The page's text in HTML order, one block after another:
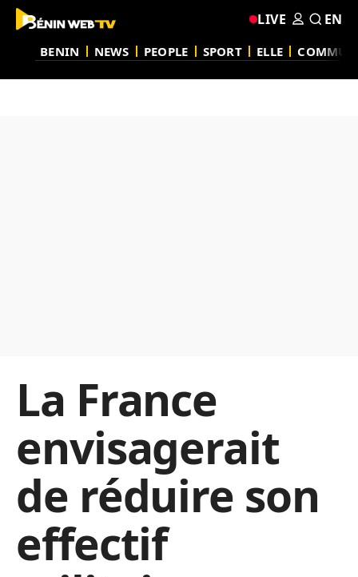
BENIN NEWS PEOPLE SPORT ELLE
LIVE EN
La France
envisagerait
de réduire son
effectif